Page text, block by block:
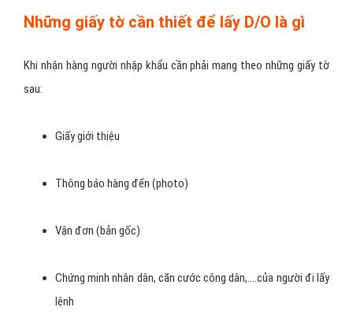
Những giấy tờ cần thiết để lấy D/O là gì
Khi nhận hàng người nhập khẩu cần phải mang theo những giấy tờ
sau:
Giấy giới thiệu
Thông báo hàng đến (photo)
Vận đơn (bản gốc)
Chứng minh nhân dân, căn cước công dân,….của người đi lấy
lệnh